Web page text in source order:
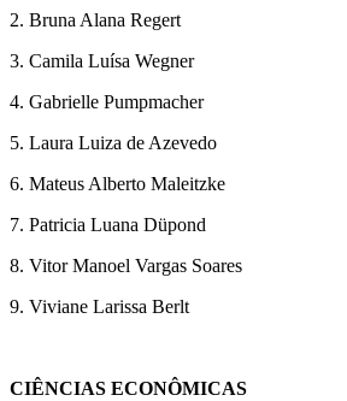
2. Bruna Alana Regert
3. Camila Luísa Wegner
4. Gabrielle Pumpmacher
5. Laura Luiza de Azevedo
6. Mateus Alberto Maleitzke
7. Patricia Luana Düpond
8. Vitor Manoel Vargas Soares
9. Viviane Larissa Berlt
CIÊNCIAS ECONÔMICAS